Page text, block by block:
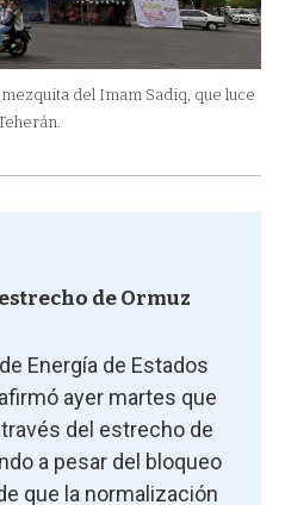
del Imam Sadiq, que luce
de Ormuz
Energía de Estados
ayer martes que
del estrecho de
a pesar del bloqueo
que la normalización